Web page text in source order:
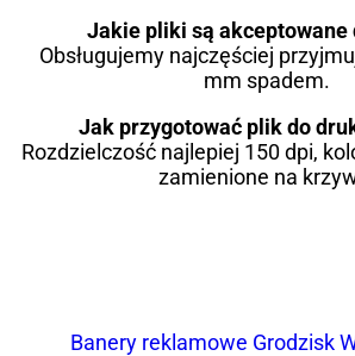
Jakie pliki są akceptowane
Obsługujemy najczęściej
mm spadem.
Jak przygotować plik do
Rozdzielczość najlepiej 150 dpi,
zamienione na
Banery reklamowe Grodzisk